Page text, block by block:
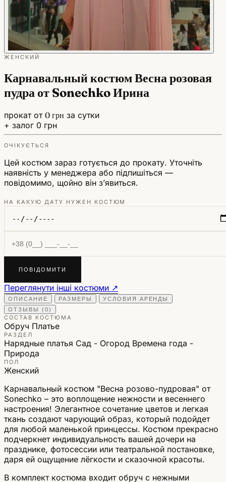
ЖЕНСКИЙ
Карнавальный костюм Весна розовая
пудра от Sonechko Ирина
прокат от 0 грн за сутки
+ залог 0 грн
ОЧІКУЄТЬСЯ
Цей костюм зараз готується до прокату. Уточніть
наявність у менеджера або підпишіться —
повідомимо, щойно він зʼявиться.
НА КАКУЮ ДАТУ НУЖЕН КОСТЮМ
ПОВІДОМИТИ
Переглянути інші костюми ↗
ОПИСАНИЕ РАЗМЕРЫ
УСЛОВИЯ АРЕНДЫ
ОТЗЫВЫ (0)
СОСТАВ КОСТЮМА
Обруч Платье
РАЗДЕЛ
Нарядные платья Сад - Огород Времена года -
Природа
ПОЛ
Женский
Карнавальный костюм "Весна розово-пудровая" от
Sonechko – это воплощение нежности и весеннего
настроения! Элегантное сочетание цветов и легкая
ткань создают чарующий образ, который подойдет
для любой маленькой принцессы. Костюм прекрасно
подчеркнет индивидуальность вашей дочери на
празднике, фотосессии или театральной постановке,
даря ей ощущение лёгкости и сказочной красоты.
В комплект костюма входит обруч с нежными